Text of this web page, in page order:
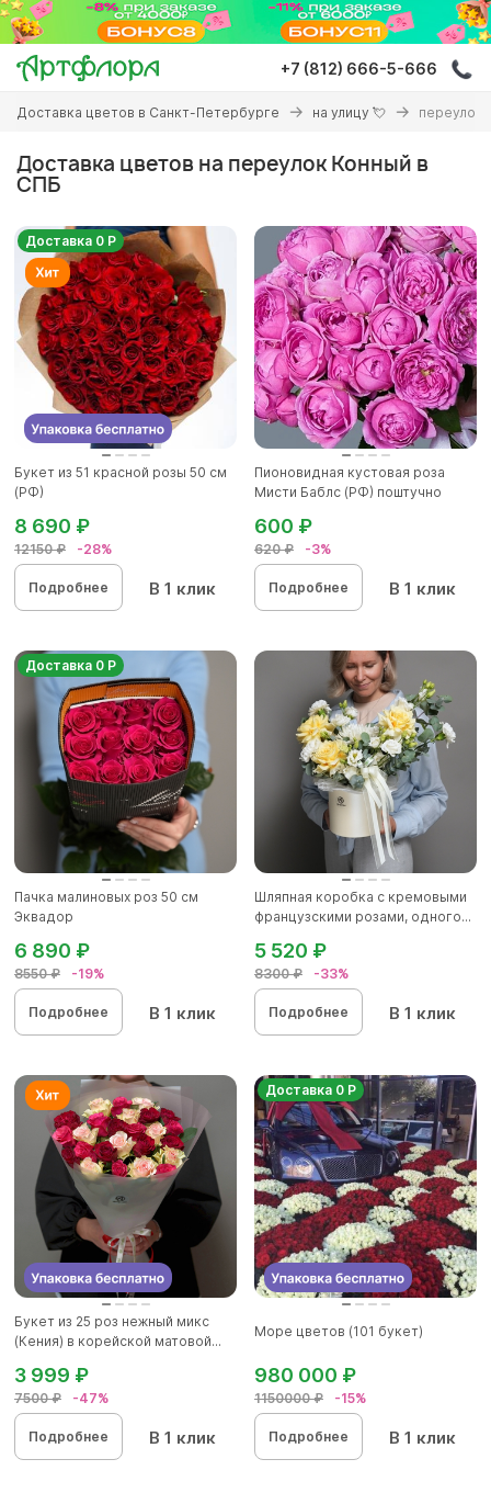
Перейти
основному
содержанию
+7 (812) 666-5-666
Вы
здесь
Доставка цветов в Санкт-Петербурге на улицу 💘 переулок
Доставка цветов на переулок Конный в
СПБ
Доставка 0 Р
Букет из 51 красной розы 50 см
(РФ)
12150 ₽ -28%
8 690 ₽
Подробнее В 1 клик
Пионовидная кустовая роза
Мисти Баблс (РФ) поштучно
620 ₽ -3%
600 ₽
Подробнее В 1 клик
Доставка 0 Р
Пачка малиновых роз 50 см
Эквадор
8550 ₽ -19%
6 890 ₽
Подробнее В 1 клик
Шляпная коробка с кремовыми
французскими розами, одного...
8300 ₽ -33%
5 520 ₽
Подробнее В 1 клик
Букет из 25 роз нежный микс
(Кения) в корейской матовой...
7500 ₽ -47%
3 999 ₽
Подробнее В 1 клик
Доставка 0 Р
Море цветов (101 букет)
1150000 ₽ -15%
980 000 ₽
Подробнее В 1 клик